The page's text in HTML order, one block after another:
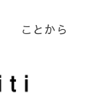
ことから